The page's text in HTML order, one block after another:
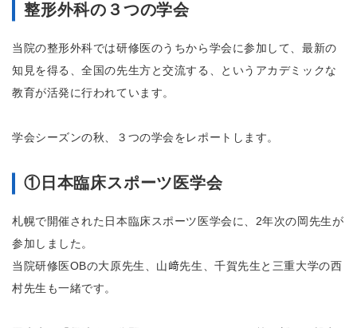
院
鹿
回
生
病
属
ッ
整形外科の３つの学会
当院の整形外科では研修医のうちから学会に参加して、最新の
知見を得る、全国の先生方と交流する、というアカデミックな
教育が活発に行われています。
学会シーズンの秋、３つの学会をレポートします。
①日本臨床スポーツ医学会
札幌で開催された日本臨床スポーツ医学会に、2年次の岡先生が
参加しました。
当院研修医OBの大原先生、山﨑先生、千賀先生と三重大学の西
村先生も一緒です。